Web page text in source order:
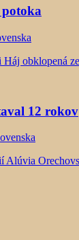
12 rokov